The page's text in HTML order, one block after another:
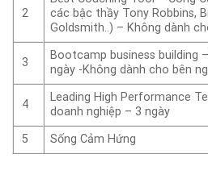
2
các bậc thầy Tony Robbins,
Goldsmith..) – Không dành
3
Bootcamp business building
ngày -Không dành cho bên
4
Leading High Performance
doanh nghiệp – 3 ngày
5
Sống Cảm Hứng